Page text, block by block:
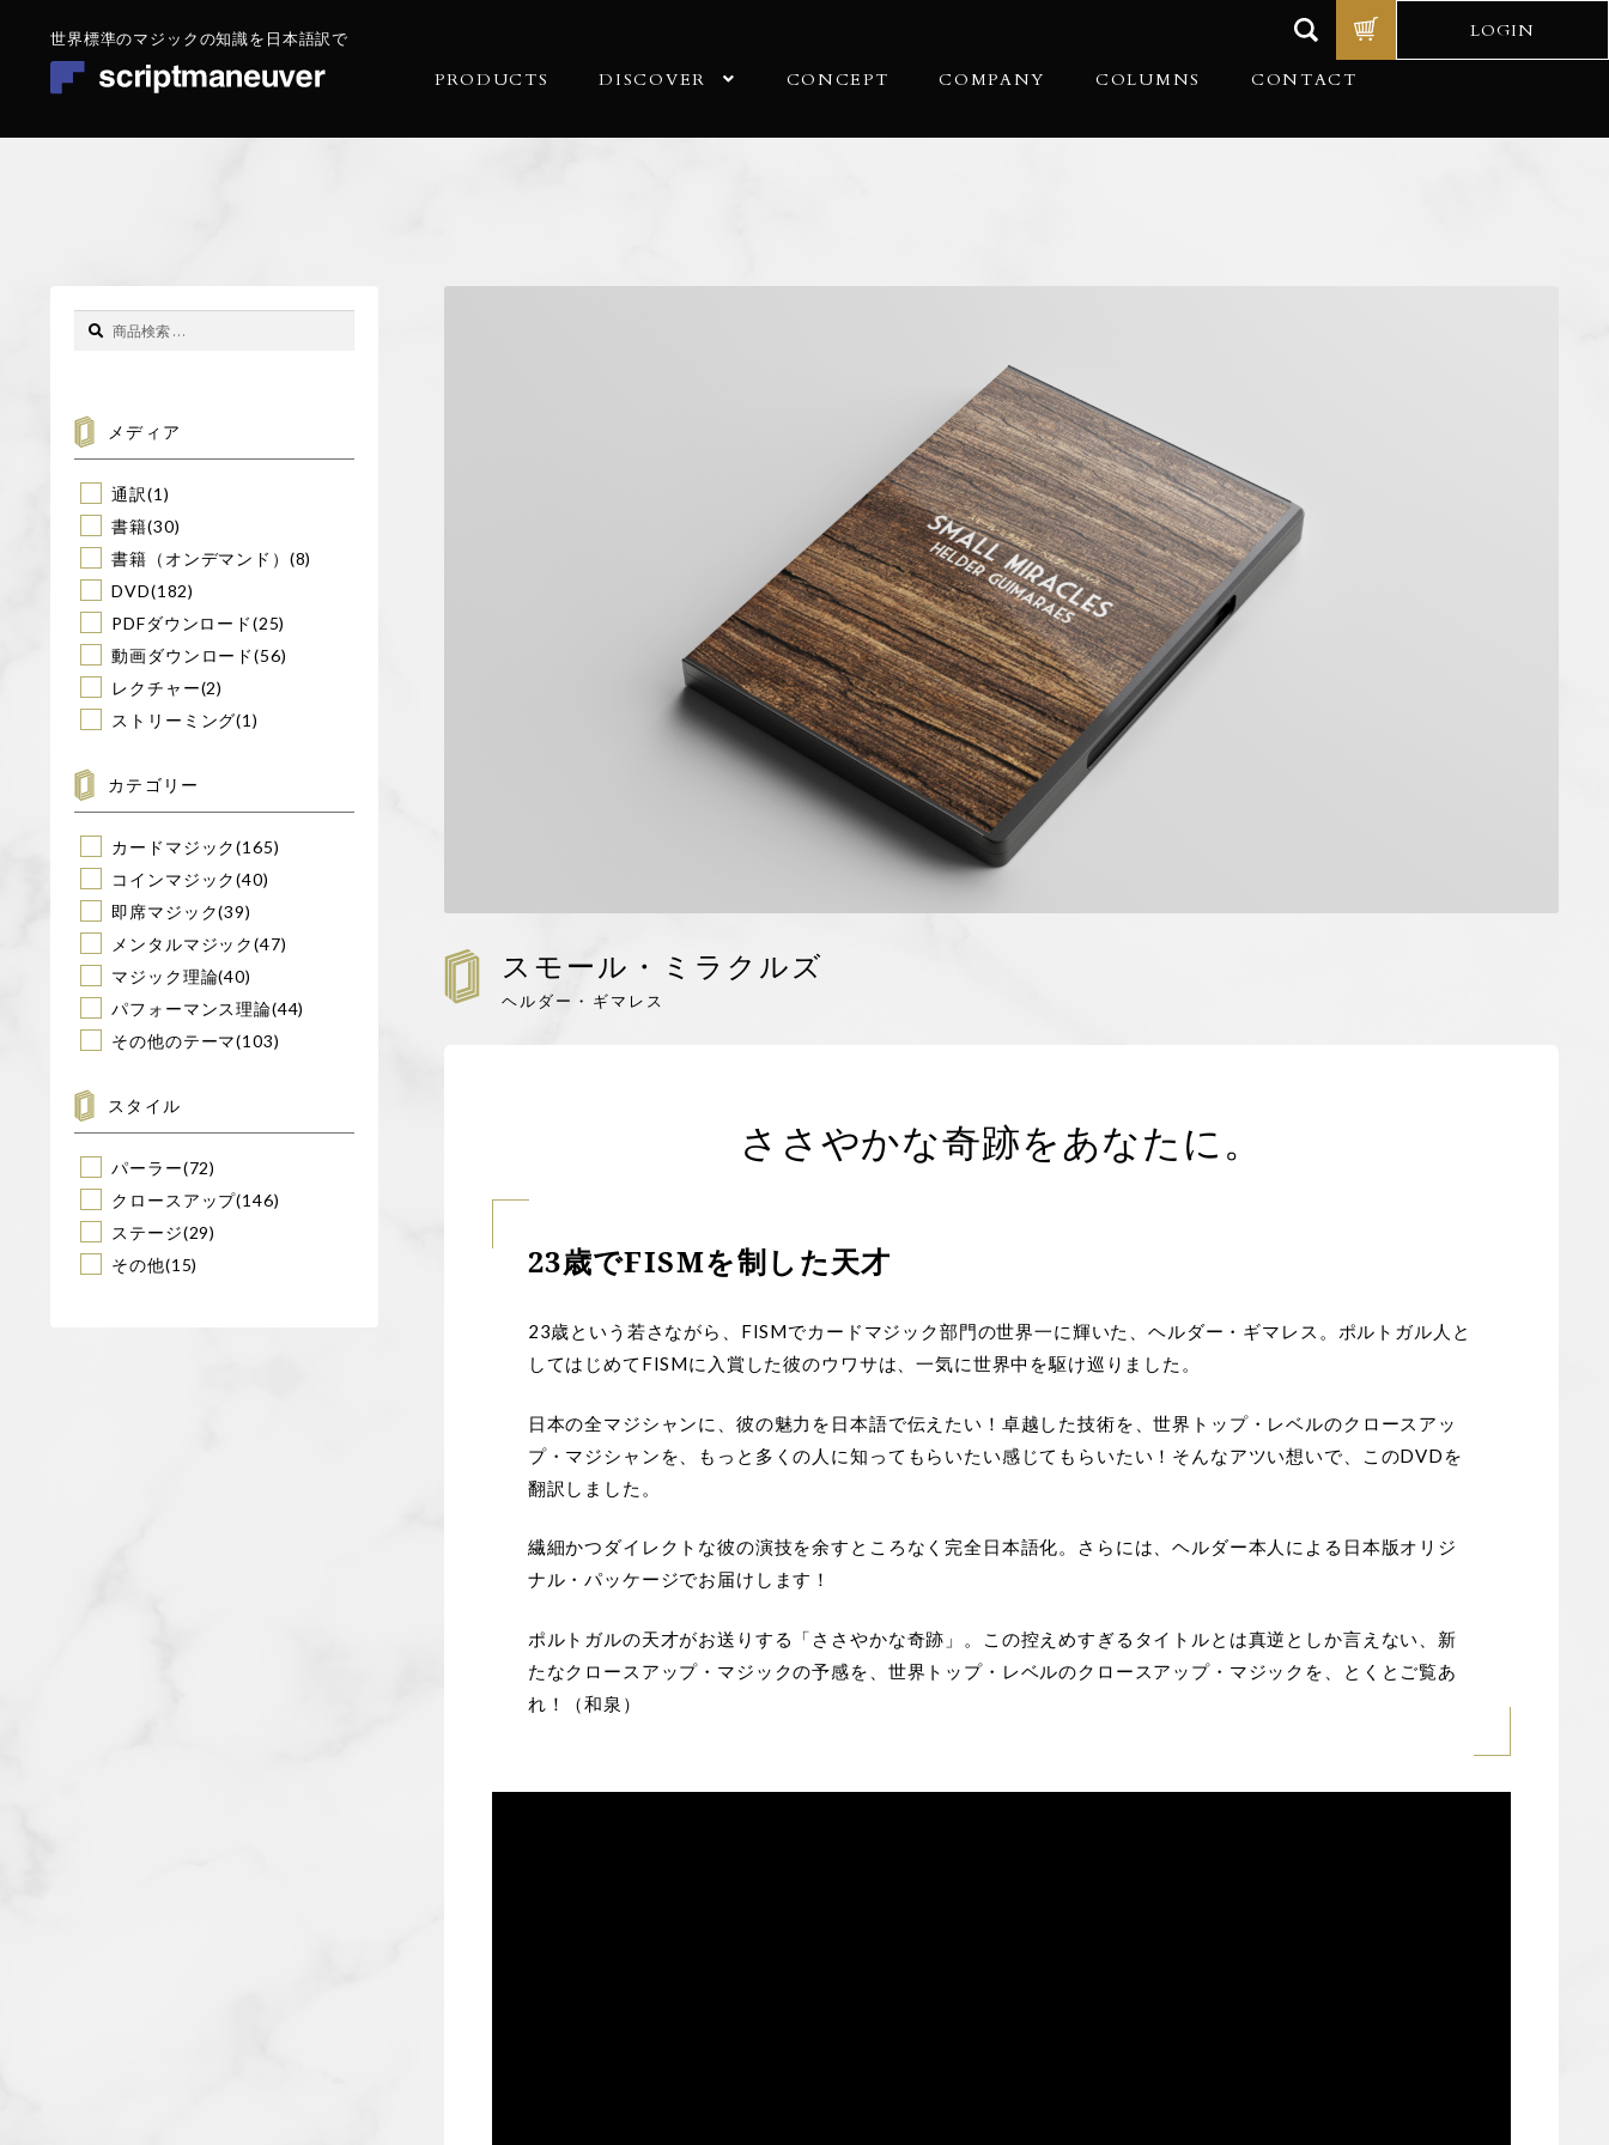
QUARITY OF PERFORMANCE 演技の質を高めたい
特定商取引に基づく表記
お問い合わせ
新規会員登録
ログイン
カートを見る
ナ
ビ
ゲ
コ
ン
テ
LOGIN
PRODUCTS DISCOVER CONCEPT COMPANY COLUMNS CONTACT
スモール・ミラクルズ
ヘルダー・ギマレス
ささやかな奇跡をあなたに。
23歳でFISMを制した天才
23歳という若さながら、FISMでカードマジック部門の世界一に輝いた、ヘルダー・ギマレス。ポルトガル人と
してはじめてFISMに入賞した彼のウワサは、一気に世界中を駆け巡りました。
日本の全マジシャンに、彼の魅力を日本語で伝えたい！卓越した技術を、世界トップ・レベルのクロースアッ
プ・マジシャンを、もっと多くの人に知ってもらいたい感じてもらいたい！そんなアツい想いで、このDVDを
翻訳しました。
繊細かつダイレクトな彼の演技を余すところなく完全日本語化。さらには、ヘルダー本人による日本版オリジ
ナル・パッケージでお届けします！
ポルトガルの天才がお送りする「ささやかな奇跡」。この控えめすぎるタイトルとは真逆としか言えない、新
たなクロースアップ・マジックの予感を、世界トップ・レベルのクロースアップ・マジックを、とくとご覧あ
れ！（和泉）
メディア
通訳(1)
書籍(30)
書籍（オンデマンド） (8)
DVD(182)
PDFダウンロード(25)
動画ダウンロード(56)
レクチャー(2)
ストリーミング(1)
カテゴリー
カードマジック(165)
コインマジック(40)
即席マジック(39)
メンタルマジック(47)
マジック理論(40)
パフォーマンス理論(44)
その他のテーマ(103)
スタイル
パーラー(72)
クロースアップ(146)
ステージ(29)
その他(15)